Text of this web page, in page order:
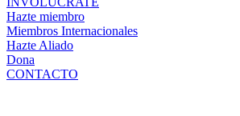
Hazte miembro
Miembros Internacionales
Hazte Aliado
Dona
CONTACTO